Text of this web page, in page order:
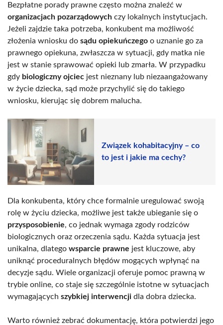
Bezpłatne porady prawne często można znaleźć w
organizacjach pozarządowych czy lokalnych instytucjach.
Jeżeli zajdzie taka potrzeba, konkubent ma możliwość
złożenia wniosku do sądu opiekuńczego o uznanie go za
prawnego opiekuna, zwłaszcza w sytuacji, gdy matka nie
jest w stanie sprawować opieki lub zmarła. W przypadku
gdy biologiczny ojciec jest nieznany lub niezaangażowany
w życie dziecka, sąd może przychylić się do takiego
wniosku, kierując się dobrem malucha.
Związek kohabitacyjny – co
to jest i jakie ma cechy?
Dla konkubenta, który chce formalnie uregulować swoją
rolę w życiu dziecka, możliwe jest także ubieganie się o
przysposobienie, co jednak wymaga zgody rodziców
biologicznych oraz orzeczenia sądu. Każda sytuacja jest
unikalna, dlatego wsparcie prawne jest kluczowe, aby
uniknąć proceduralnych błędów mogących wpłynąć na
decyzje sądu. Wiele organizacji oferuje pomoc prawną w
trybie online, co staje się szczególnie istotne w sytuacjach
wymagających szybkiej interwencji dla dobra dziecka.
Warto również zebrać dokumentację, która potwierdzi jego